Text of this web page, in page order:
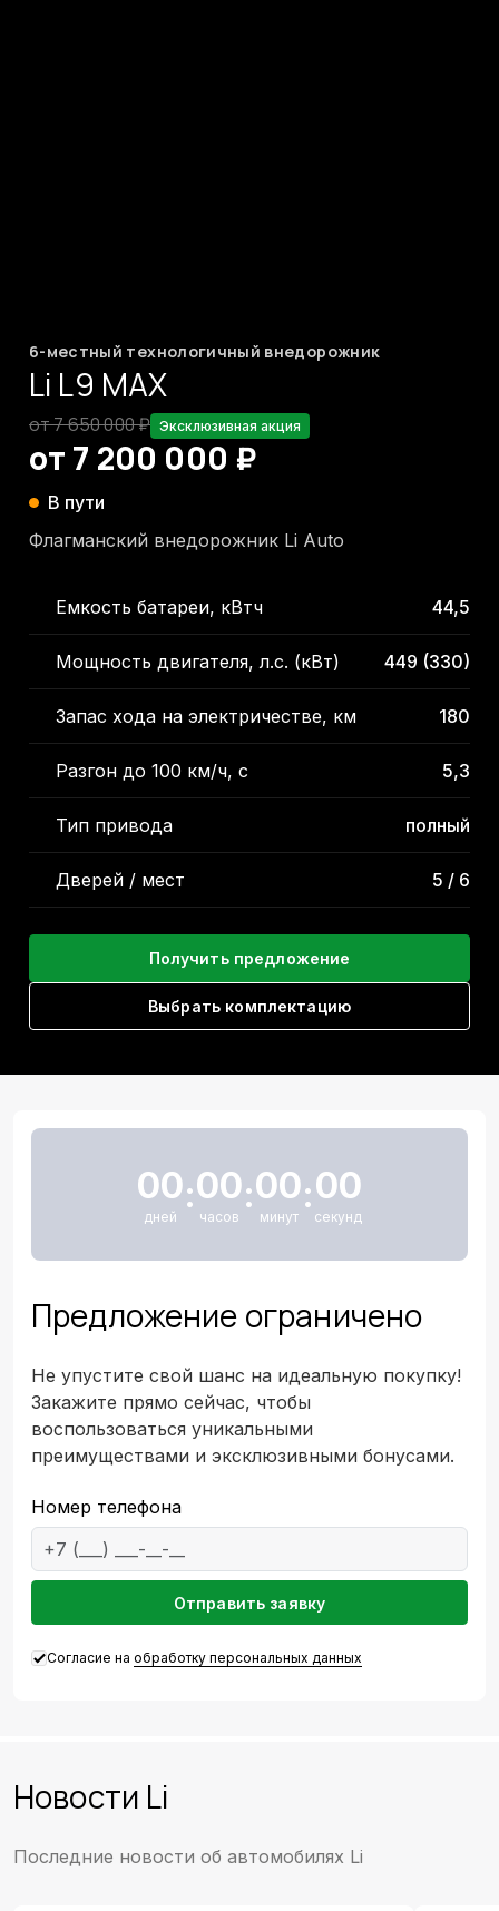
6-местный технологичный внедорожник
Li L9 MAX
от 7 200 000 ₽
от 7 650 000 ₽ Эксклюзивная акция
В пути
Флагманский внедорожник Li Auto
Емкость батареи, кВтч 44,5
Мощность двигателя, л.с. (кВт) 449 (330)
Запас хода на электричестве, км 180
Разгон до 100 км/ч, с 5,3
Тип привода полный
Дверей / мест 5 / 6
Получить предложение
Выбрать комплектацию
Предложение ограничено
Не упустите свой шанс на идеальную покупку!
Закажите прямо сейчас, чтобы
воспользоваться уникальными
преимуществами и эксклюзивными бонусами.
Номер телефона
Отправить заявку
Согласие на обработку персональных данных
00
дней
:00
часов
:00
минут
:00
секунд
Новости Li
Последние новости об автомобилях Li